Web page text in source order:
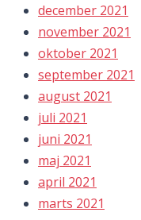
december 2021
november 2021
oktober 2021
september 2021
august 2021
juli 2021
juni 2021
maj 2021
april 2021
marts 2021